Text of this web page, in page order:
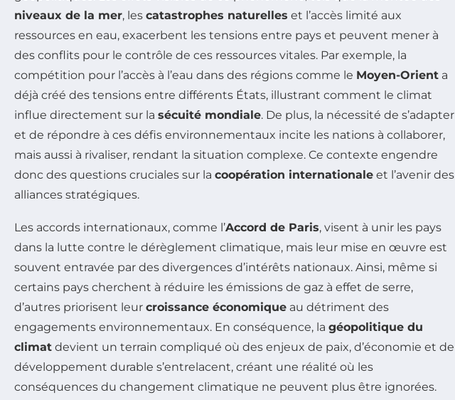
niveaux de la mer, les catastrophes naturelles et l’accès limité aux
ressources en eau, exacerbent les tensions entre pays et peuvent mener à
des conflits pour le contrôle de ces ressources vitales. Par exemple, la
compétition pour l’accès à l’eau dans des régions comme le Moyen-Orient a
déjà créé des tensions entre différents États, illustrant comment le climat
influe directement sur la sécuité mondiale. De plus, la nécessité de s’adapter
et de répondre à ces défis environnementaux incite les nations à collaborer,
mais aussi à rivaliser, rendant la situation complexe. Ce contexte engendre
donc des questions cruciales sur la coopération internationale et l’avenir des
alliances stratégiques.
Les accords internationaux, comme l’Accord de Paris, visent à unir les pays
dans la lutte contre le dérèglement climatique, mais leur mise en œuvre est
souvent entravée par des divergences d’intérêts nationaux. Ainsi, même si
certains pays cherchent à réduire les émissions de gaz à effet de serre,
d’autres priorisent leur croissance économique au détriment des
engagements environnementaux. En conséquence, la géopolitique du
climat devient un terrain compliqué où des enjeux de paix, d’économie et de
développement durable s’entrelacent, créant une réalité où les
conséquences du changement climatique ne peuvent plus être ignorées.